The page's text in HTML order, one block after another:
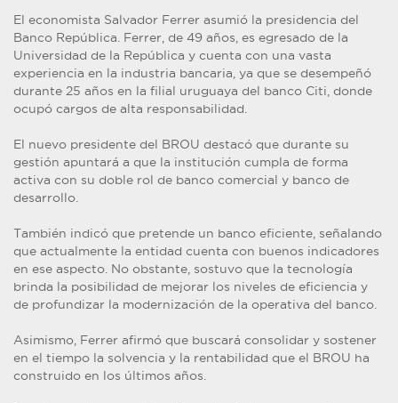
El economista Salvador Ferrer asumió la presidencia del
Banco República. Ferrer, de 49 años, es egresado de la
Universidad de la República y cuenta con una vasta
experiencia en la industria bancaria, ya que se desempeñó
durante 25 años en la filial uruguaya del banco Citi, donde
ocupó cargos de alta responsabilidad.
El nuevo presidente del BROU destacó que durante su
gestión apuntará a que la institución cumpla de forma
activa con su doble rol de banco comercial y banco de
desarrollo.
También indicó que pretende un banco eficiente, señalando
que actualmente la entidad cuenta con buenos indicadores
en ese aspecto. No obstante, sostuvo que la tecnología
brinda la posibilidad de mejorar los niveles de eficiencia y
de profundizar la modernización de la operativa del banco.
Asimismo, Ferrer afirmó que buscará consolidar y sostener
en el tiempo la solvencia y la rentabilidad que el BROU ha
construido en los últimos años.